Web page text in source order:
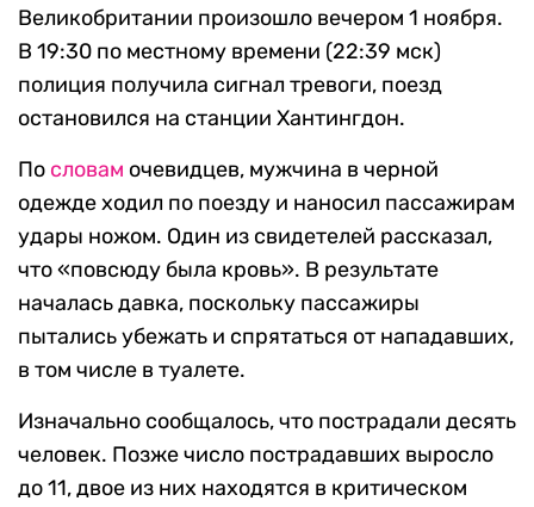
Великобритании произошло вечером 1 ноября.
В 19:30 по местному времени (22:39 мск)
полиция получила сигнал тревоги, поезд
остановился на станции Хантингдон.
По словам очевидцев, мужчина в черной
одежде ходил по поезду и наносил пассажирам
удары ножом. Один из свидетелей рассказал,
что «повсюду была кровь». В результате
началась давка, поскольку пассажиры
пытались убежать и спрятаться от нападавших,
в том числе в туалете.
Изначально сообщалось, что пострадали десять
человек. Позже число пострадавших выросло
до 11, двое из них находятся в критическом